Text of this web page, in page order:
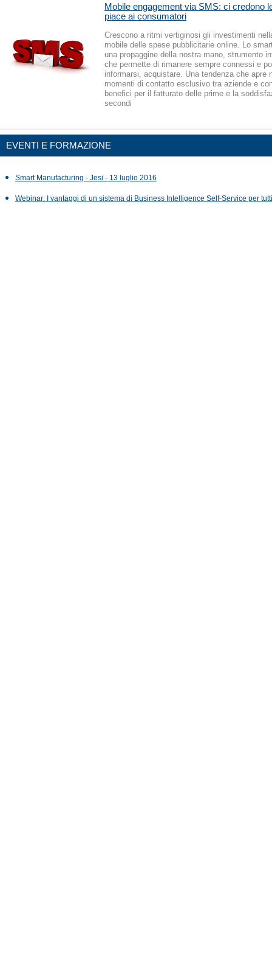
Mobile engagement via SMS: ci credono
piace ai consumatori
Crescono a ritmi vertiginosi gli investimenti
mobile delle spese pubblicitarie online. Lo
una propaggine della nostra mano, strumento
che permette di rimanere sempre connessi e
informarsi, acquistare. Una tendenza che apre
momenti di contatto esclusivo tra aziende e
benefici per il fatturato delle prime e la
secondi
EVENTI E FORMAZIONE
Smart Manufacturing - Jesi - 13 luglio 2016
Webinar: I vantaggi di un sistema di Business Intelligence Self-Service per